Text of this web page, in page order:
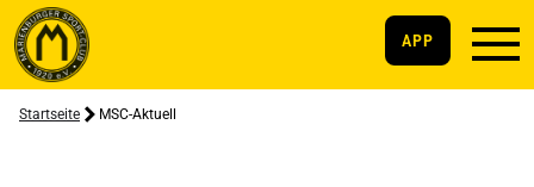
APP
Startseite MSC-Aktuell